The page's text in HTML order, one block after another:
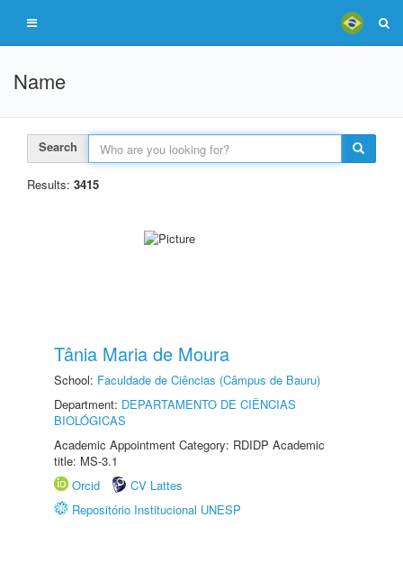
Name
Search
Results: 3415
Tânia Maria de Moura
School: Faculdade de Ciências (Câmpus de Bauru)
Department: DEPARTAMENTO DE CIÊNCIAS
BIOLÓGICAS
Academic Appointment Category: RDIDP Academic
title: MS-3.1
Orcid
CV Lattes
Repositório Institucional UNESP